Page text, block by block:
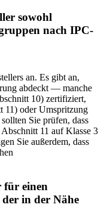
sowohl
nach IPC-
an. Es gibt an,
abdeckt — manche
10) zertifiziert,
11) oder Umspritzung
Sie prüfen, dass
11 auf Klasse 3
Sie außerdem, dass
für einen
in der Nähe